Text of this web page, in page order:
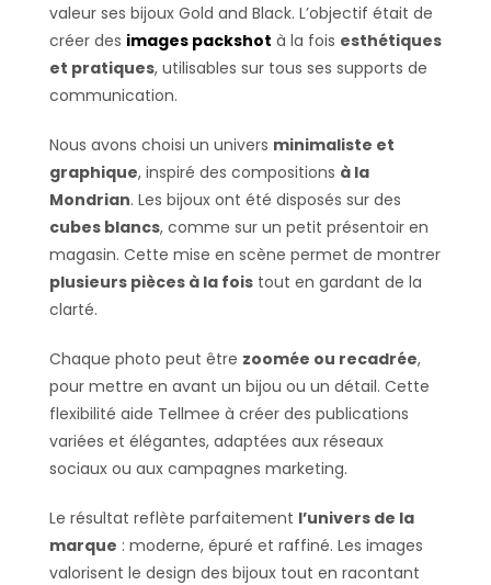
valeur ses bijoux Gold and Black. L’objectif était de
créer des images packshot à la fois esthétiques
et pratiques, utilisables sur tous ses supports de
communication.
Nous avons choisi un univers minimaliste et
graphique, inspiré des compositions à la
Mondrian. Les bijoux ont été disposés sur des
cubes blancs, comme sur un petit présentoir en
magasin. Cette mise en scène permet de montrer
plusieurs pièces à la fois tout en gardant de la
clarté.
Chaque photo peut être zoomée ou recadrée,
pour mettre en avant un bijou ou un détail. Cette
flexibilité aide Tellmee à créer des publications
variées et élégantes, adaptées aux réseaux
sociaux ou aux campagnes marketing.
Le résultat reflète parfaitement l’univers de la
marque : moderne, épuré et raffiné. Les images
valorisent le design des bijoux tout en racontant